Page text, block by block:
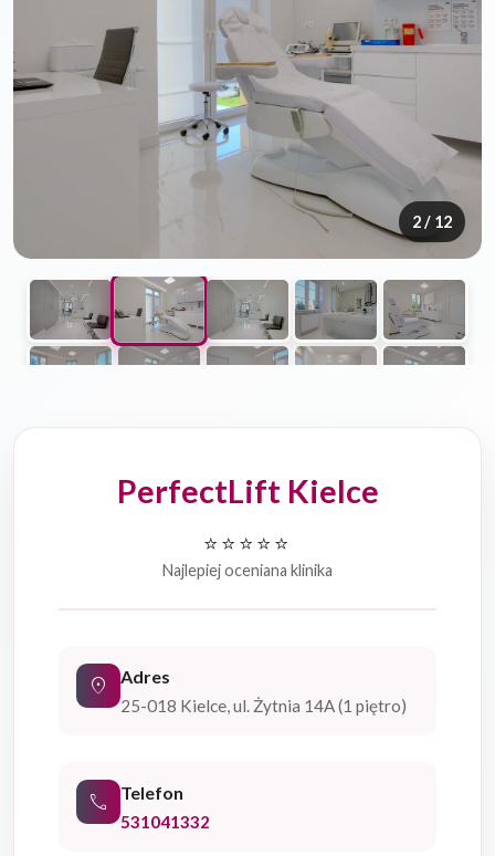
2/ 12
PerfectLift Kielce
⭐⭐⭐⭐⭐
Najlepiej oceniana klinika
location_on Adres
25-018 Kielce, ul. Żytnia 14A (1 piętro)
phone Telefon
531041332